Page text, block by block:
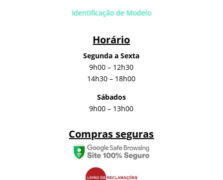
Identificação de Modelo
Horário
Segunda a Sexta
9h00 – 12h30
14h30 – 18h00
Sábados
9h00 – 13h00
Compras seguras